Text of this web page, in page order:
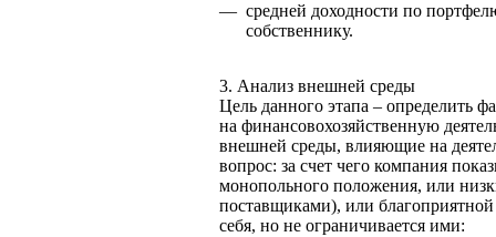
— средней доходности по
собственнику.
3. Анализ внешней среды
Цель данного этапа – определить
на финансовохозяйственную
внешней среды, влияющие на
вопрос: за счет чего компания
монопольного положения, или
поставщиками), или
себя, но не ограничивается ими: